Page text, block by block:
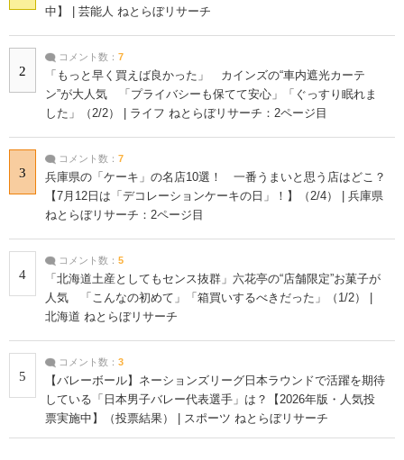
中】 | 芸能人 ねとらぼリサーチ
2
コメント数： 7
「もっと早く買えば良かった」 カインズの“車内遮光カーテ
ン”が大人気 「プライバシーも保てて安心」「ぐっすり眠れま
した」（2/2） | ライフ ねとらぼリサーチ：2ページ目
3
コメント数： 7
兵庫県の「ケーキ」の名店10選！ 一番うまいと思う店はどこ？
【7月12日は「デコレーションケーキの日」！】（2/4） | 兵庫県
ねとらぼリサーチ：2ページ目
4
コメント数： 5
「北海道土産としてもセンス抜群」六花亭の“店舗限定”お菓子が
人気 「こんなの初めて」「箱買いするべきだった」（1/2） |
北海道 ねとらぼリサーチ
5
コメント数： 3
【バレーボール】ネーションズリーグ日本ラウンドで活躍を期待
している「日本男子バレー代表選手」は？【2026年版・人気投
票実施中】（投票結果） | スポーツ ねとらぼリサーチ